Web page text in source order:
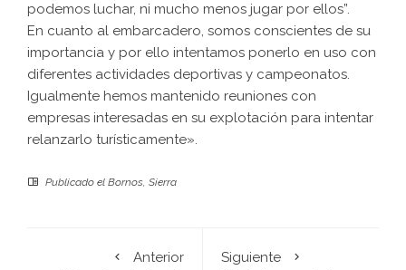
podemos luchar, ni mucho menos jugar por ellos”.
En cuanto al embarcadero, somos conscientes de su
importancia y por ello intentamos ponerlo en uso con
diferentes actividades deportivas y campeonatos.
Igualmente hemos mantenido reuniones con
empresas interesadas en su explotación para intentar
relanzarlo turísticamente».
Publicado el Bornos, Sierra
Anterior
Siguiente